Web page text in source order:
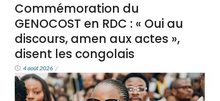
Commémoration du
GENOCOST en RDC : « Oui au
discours, amen aux actes »,
disent les congolais
4 août 2026 /